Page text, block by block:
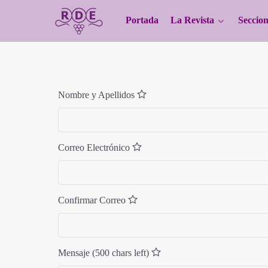
Portada La Revista
Nombre y Apellidos
Correo Electrónico
Confirmar Correo
Mensaje (500 chars left)